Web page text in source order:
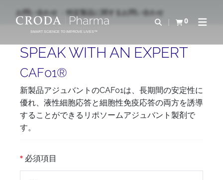
ン
ー
SMART SCIENCE TO IMPROVE LIVES™
検索を開く
0
カートを確認す
ナビ
お問い合わせ 特定製品に関するお問い合わせ
SPEAK WITH AN EXPERT
CAF01®
新製品アジュバントのCAF01は、長期間の安定性に
優れ、液性細胞応答と細胞性免疫応答の両方を誘導
することができるリポソームアジュバント製剤で
す。
必須項目